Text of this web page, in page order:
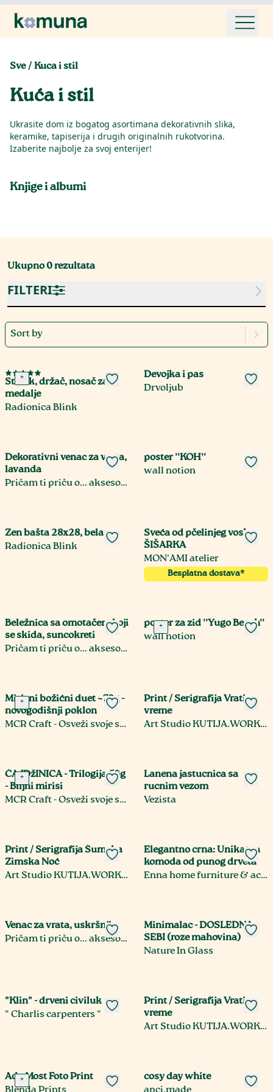
Sve/Kuca i stil
Kuća i stil
Ukrasite dom iz bogatog asortimana dekorativnih slika,
keramike, tapiserija i drugih originalnih rukotvorina.
Izaberite najbolje za svoj enterijer!
Knjige i albumi
Ukupno0rezultata
FILTERI
Sort by
+
Stalak, držač, nosač za
medalje
Radionica Blink
Devojka i pas
Drvoljub
Dekorativni venac za vrata,
lavanda
Pričam ti priču o... aksesoari, bukmarkeri, minijature
poster ''KOH''
wall notion
Zen bašta 28x28, bela
Radionica Blink
Sveća od pčelinjeg voska
ŠIŠARKA
MON'AMI atelier
Besplatna dostava*
Beležnica sa omotačem koji
se skida, suncokreti
Pričam ti priču o... aksesoari, bukmarkeri, minijature
+
poster za zid ''Yugo Beach''
wall notion
+
Mirisni božićni duet ~70g -
novogodišnji poklon
MCR Craft - Osveži svoje srce, daruj mirisnu umetnost
Print / Serigrafija Vrati
vreme
Art Studio KUTIJA.WORKSHOP Umetnička Sito Štampa
+
ČAJDžINICA - Trilogija 50g
- Biljni mirisi
MCR Craft - Osveži svoje srce, daruj mirisnu umetnost
Lanena jastucnica sa
rucnim vezom
Vezista
Print / Serigrafija Šumska
Zimska Noć
Art Studio KUTIJA.WORKSHOP Umetnička Sito Štampa
Elegantno crna: Unikatna
komoda od punog drveta
Enna home furniture & accessories
Venac za vrata, uskršnji
Pričam ti priču o... aksesoari, bukmarkeri, minijature
Minimalac - DOSLEDNA
SEBI (roze mahovina)
Nature In Glass
"Klin" - drveni civiluk
" Charlis carpenters "
Print / Serigrafija Vrati
vreme
Art Studio KUTIJA.WORKSHOP Umetnička Sito Štampa
+
Ada Most Foto Print
cosy day white